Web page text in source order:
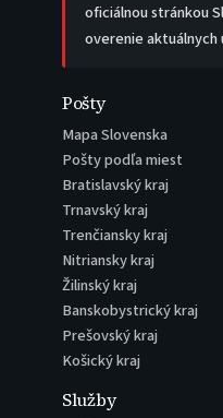
oficiálnou stránkou
overenie
Pošty
Mapa Slovenska
Pošty podľa miest
Bratislavský kraj
Trnavský kraj
Trenčiansky kraj
Nitriansky kraj
Žilinský kraj
Banskobystrický kraj
Prešovský kraj
Košický kraj
Služby